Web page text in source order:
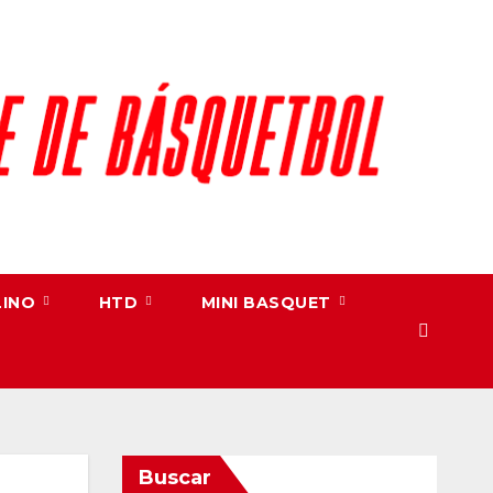
HTD MINI BASQUET
Buscar